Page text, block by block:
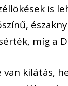
is
míg a
van kilátás,